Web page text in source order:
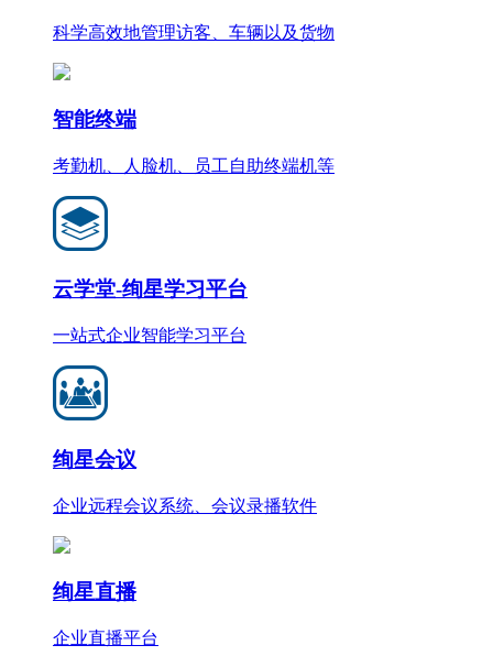
科学高效地管理访客、车辆以及货物
智能终端
考勤机、人脸机、员工自助终端机等
云学堂-绚星学习平台
一站式企业智能学习平台
绚星会议
企业远程会议系统、会议录播软件
绚星直播
企业直播平台